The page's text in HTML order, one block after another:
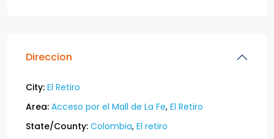
Direccion
City: El Retiro
Area: Acceso por el Mall de La Fe, El Retiro
State/County: Colombia, El retiro